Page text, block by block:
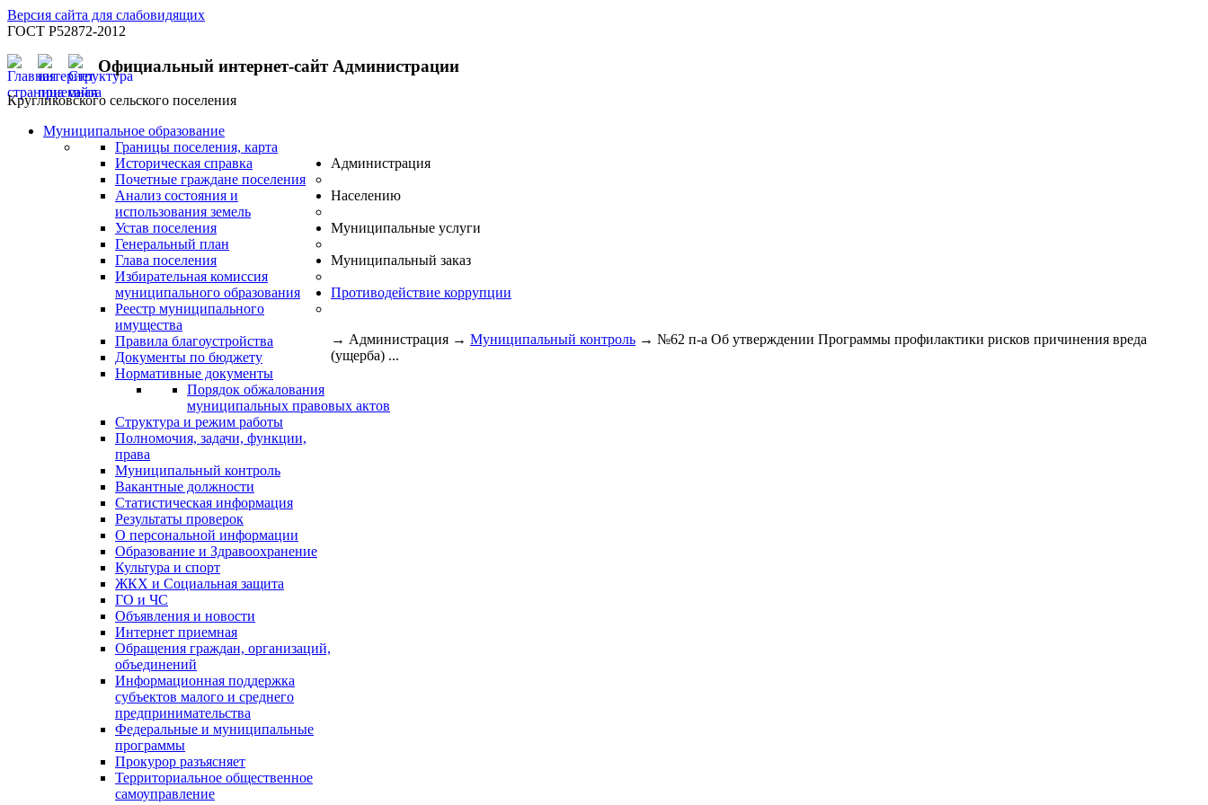
Версия сайта для слабовидящих
ГОСТ Р52872-2012
Официальный интернет-сайт Администрации
Кругликовского сельского поселения
Муниципальное образование
Границы поселения, карта
Историческая справка
Почетные граждане поселения
Анализ состояния и
использования земель
Устав поселения
Генеральный план
Глава поселения
Избирательная комиссия
муниципального образования
Реестр муниципального
имущества
Правила благоустройства
Администрация
Документы по бюджету
Нормативные документы
Порядок обжалования
муниципальных правовых актов
Структура и режим работы
Полномочия, задачи, функции,
права
Муниципальный контроль
Вакантные должности
Статистическая информация
Результаты проверок
О персональной информации
Населению
Образование и Здравоохранение
Культура и спорт
ЖКХ и Социальная защита
ГО и ЧС
Объявления и новости
Интернет приемная
Обращения граждан, организаций,
объединений
Информационная поддержка
субъектов малого и среднего
предпринимательства
Федеральные и муниципальные
программы
Прокурор разъясняет
Территориальное общественное
самоуправление
Муниципальные услуги
Муниципальный заказ
Противодействие коррупции
→ Администрация → Муниципальный контроль → №62 п-а Об утверждении Программы профилактики рисков причинения вреда
(ущерба) ...